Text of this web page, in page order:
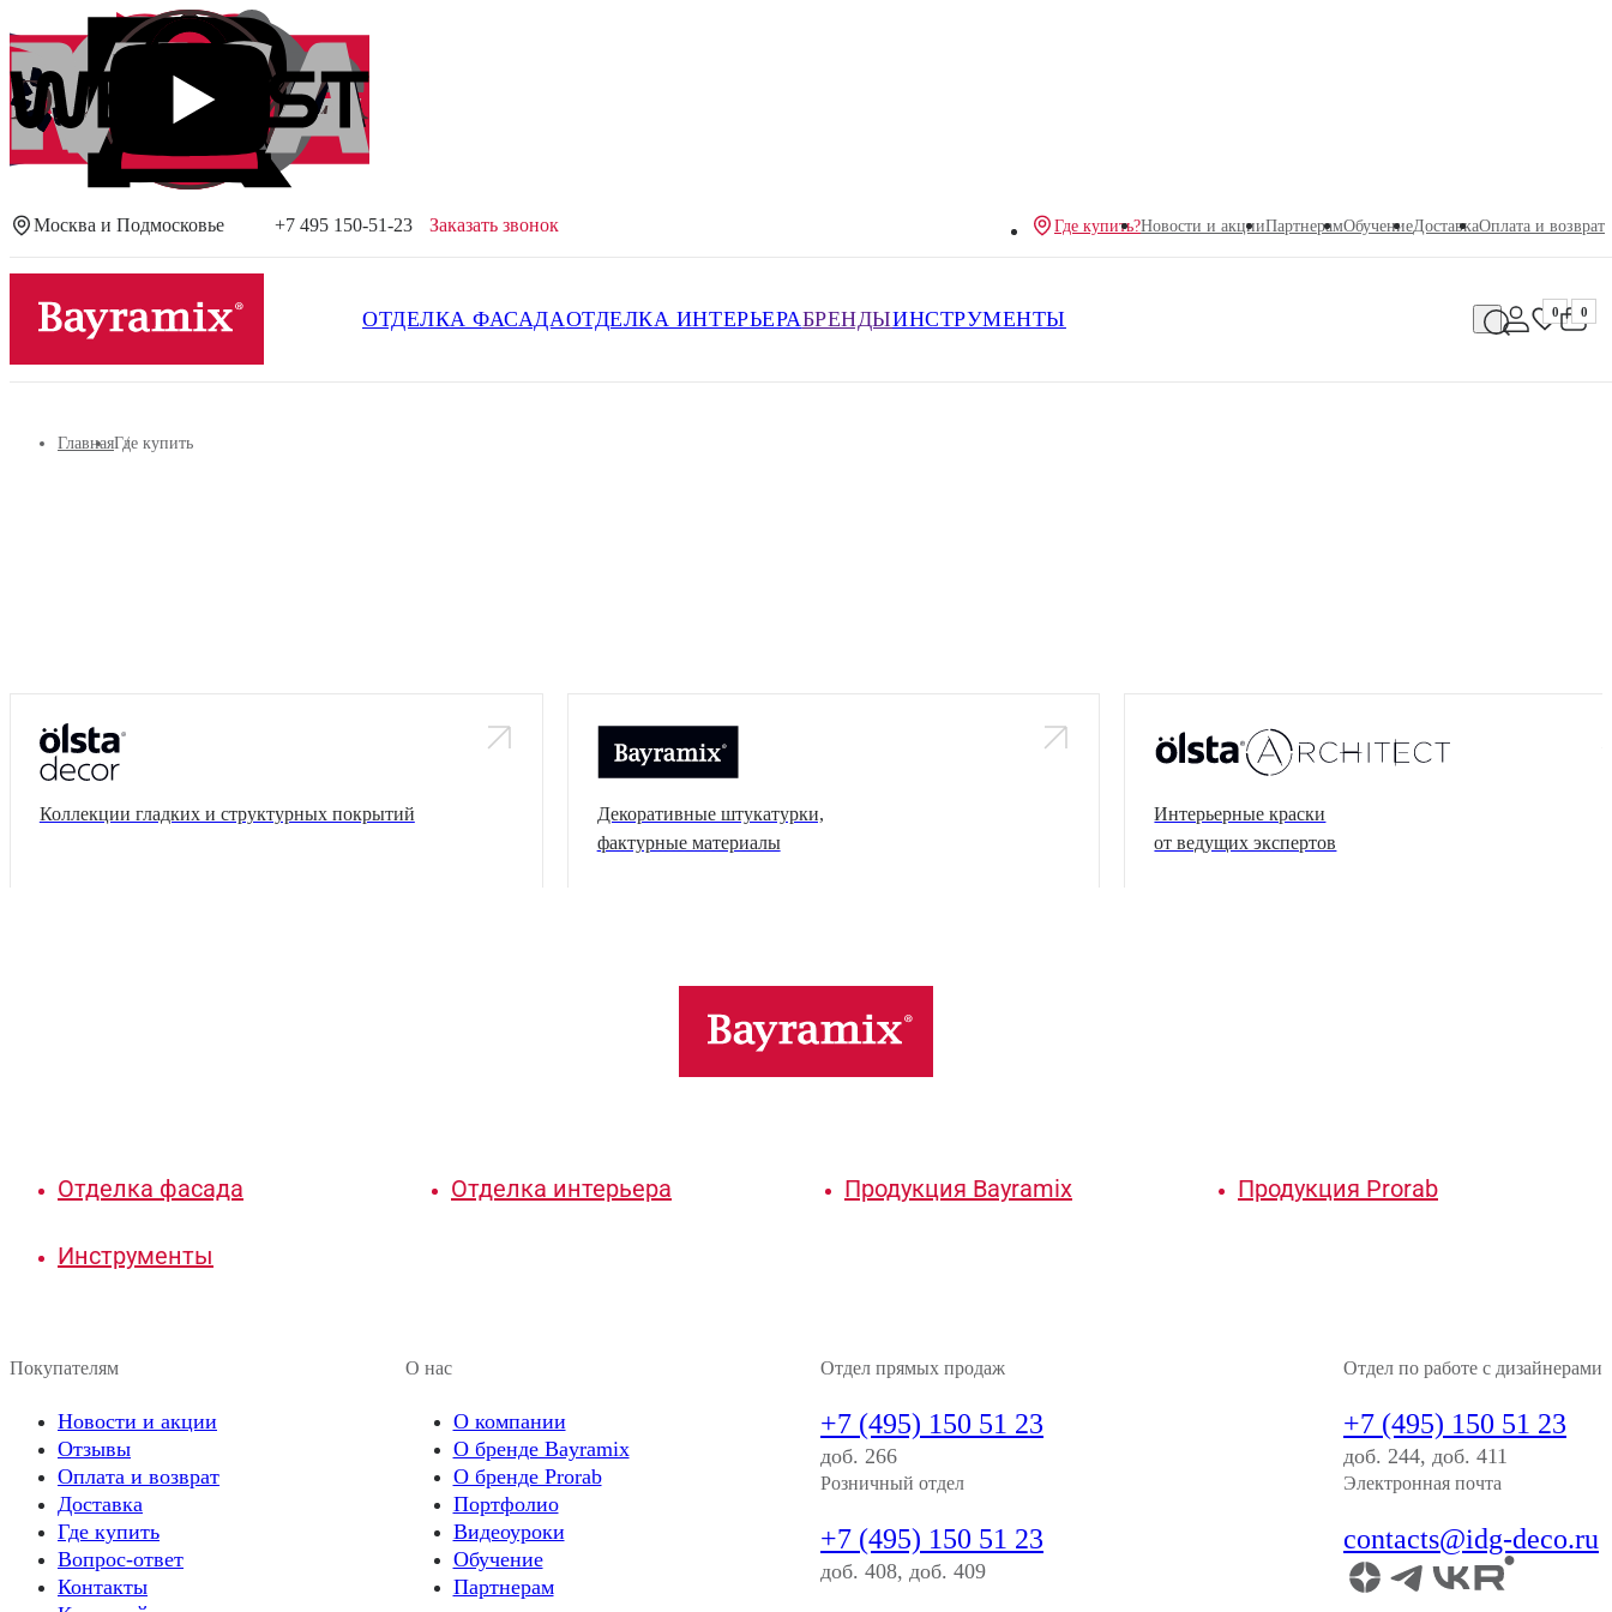
Москва и Подмосковье +7 495 150-51-23 Заказать звонок Где купить?Новости и акцииПартнерамОбучениеДоставкаОплата и возврат
ОТДЕЛКА ФАСАДАОТДЕЛКА ИНТЕРЬЕРАБРЕНДЫИНСТРУМЕНТЫ 0 0
ГлавнаяГде купить
Коллекции гладких и структурных покрытий
Декоративные штукатурки,
фактурные материалы
Интерьерные краски
от ведущих экспертов
Отделка фасада Отделка интерьера Продукция Bayramix Продукция Prorab
Инструменты
Покупателям
Новости и акции
Отзывы
Оплата и возврат
Доставка
Где купить
Вопрос-ответ
Контакты
О нас
О компании
О бренде Bayramix
О бренде Prorab
Портфолио
Видеоуроки
Обучение
Партнерам
Отдел прямых продаж
+7 (495) 150 51 23
доб. 266
Розничный отдел
+7 (495) 150 51 23
доб. 408, доб. 409
Отдел по работе с дизайнерами
+7 (495) 150 51 23
доб. 244, доб. 411
Электронная почта
contacts@idg-deco.ru